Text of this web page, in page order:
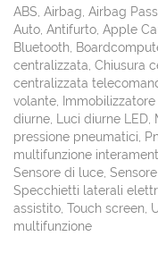
ABS, Airbag, Airbag
Auto, Antifurto, Apple
Bluetooth,
centralizzata, Chiusura
centralizzata
volante,
diurne, Luci diurne
pressione pneumatici,
multifunzione
Sensore di luce,
Specchietti laterali
assistito, Touch screen,
multifunzione